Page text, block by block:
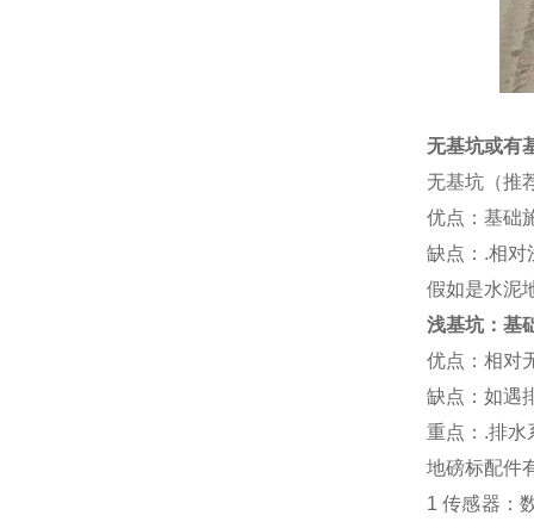
无基坑或有
无基坑（推
优点：基础
缺点： .相对
假如是水泥
浅基坑：基
优点：相对
缺点：如遇
重点： .排水
地磅标配件
1传感器：